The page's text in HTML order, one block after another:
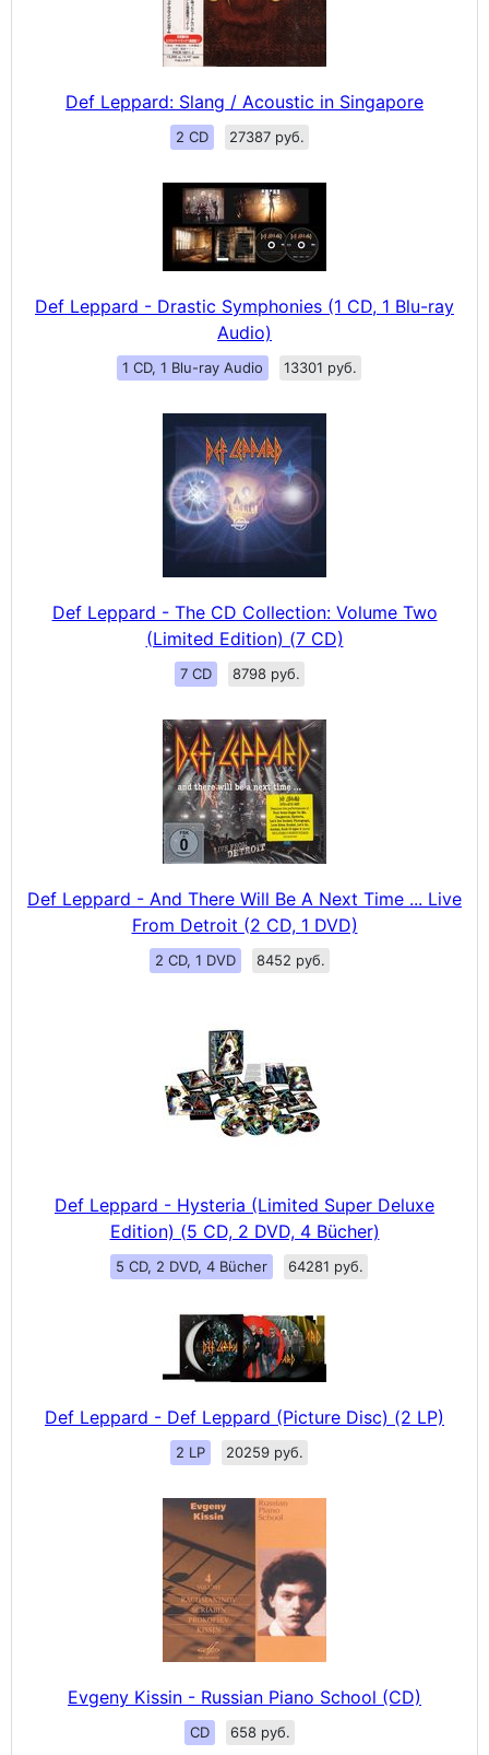
Def Leppard: Slang / Acoustic in Singapore
2 CD 27387 руб.
Def Leppard - Drastic Symphonies (1 CD, 1 Blu-ray
Audio)
1 CD, 1 Blu-ray Audio 13301 руб.
Def Leppard - The CD Collection: Volume Two
(Limited Edition) (7 CD)
7 CD 8798 руб.
Def Leppard - And There Will Be A Next Time ... Live
From Detroit (2 CD, 1 DVD)
2 CD, 1 DVD 8452 руб.
Def Leppard - Hysteria (Limited Super Deluxe
Edition) (5 CD, 2 DVD, 4 Bücher)
5 CD, 2 DVD, 4 Bücher 64281 руб.
Def Leppard - Def Leppard (Picture Disc) (2 LP)
2 LP 20259 руб.
Evgeny Kissin - Russian Piano School (CD)
CD 658 руб.